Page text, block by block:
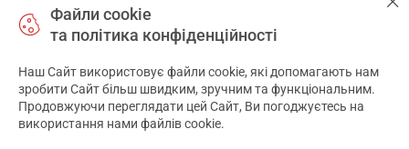
ПЕРЕД ЗАСТОСУВАННЯМ ПРЕПАРАТУ ПРОКОНСУЛЬТУЙТЕСЬ
ТОВ «АПТЕКА 911.ЮА» Код ЄДРПОУ 43631965.
Відмова від відповідальності
Файли cookie
та політика конфіденційності
Наш Сайт використовує файли cookie, які допомагають нам
зробити Сайт більш швидким, зручним та функціональним.
Продовжуючи переглядати цей Сайт, Ви погоджуєтесь на
використання нами файлів cookie.
✕